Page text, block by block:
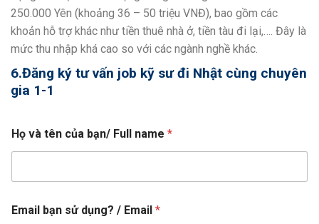
250.000 Yên (khoảng 36 – 50 triệu VNĐ), bao gồm các
khoản hỗ trợ khác như tiền thuê nhà ở, tiền tàu đi lại,…. Đây là
mức thu nhập khá cao so với các ngành nghề khác.
6.Đăng ký tư vấn job kỹ sư đi Nhật cùng chuyên
gia 1-1
Họ và tên của bạn/ Full name *
Email bạn sử dụng? / Email *